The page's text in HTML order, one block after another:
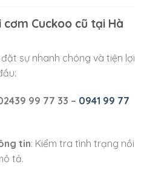
Cuckoo cũ tại Hà
sự nhanh chóng và tiện lợi
99 77 33 – 0941 99 77
tin: Kiểm tra tình trạng nồi
tả.